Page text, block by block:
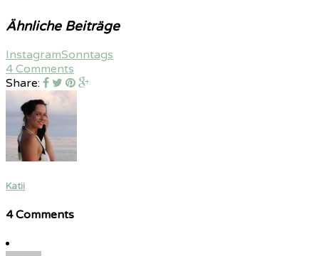
Ähnliche Beiträge
InstagramSonntags
4 Comments
Share:
Katii
4 Comments